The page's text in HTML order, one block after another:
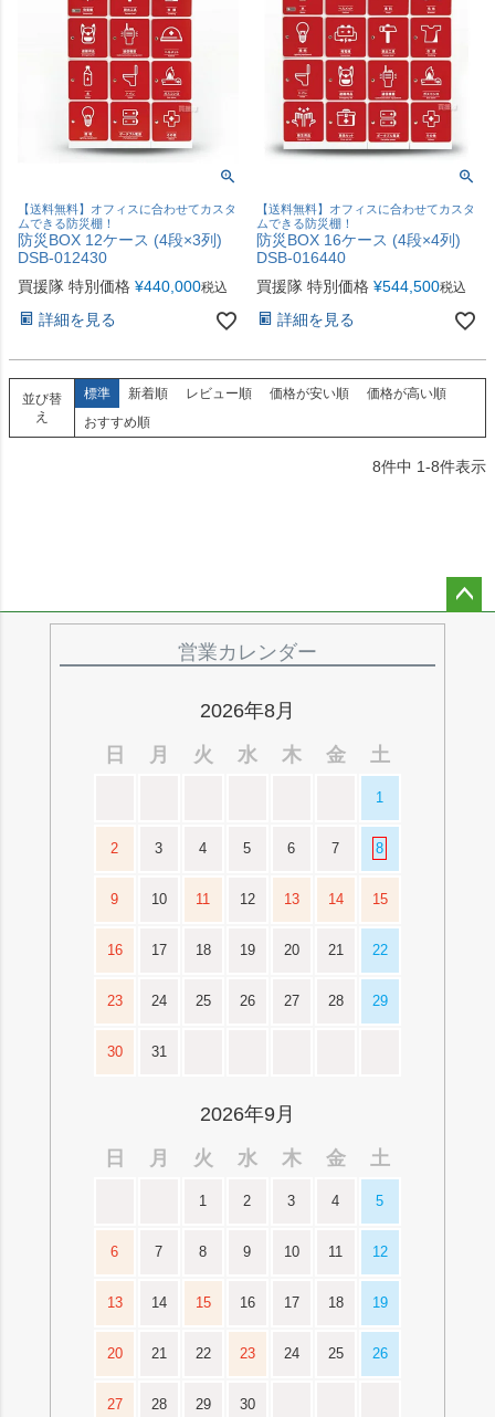
【送料無料】オフィスに合わせてカスタ
ムできる防災棚！
防災BOX 12ケース (4段×3列)
DSB-012430
買援隊 特別価格 ¥440,000税込
詳細を見る
【送料無料】オフィスに合わせてカスタ
ムできる防災棚！
防災BOX 16ケース (4段×4列)
DSB-016440
買援隊 特別価格 ¥544,500税込
詳細を見る
並び替
え
標準 新着順 レビュー順 価格が安い順
価格が高い順
おすすめ順
8件中 1-8件表示
営業カレンダー
2026年8月
日
月 火 水 木 金 土
1
2 3 4 5 6 7 8
9 10 11 12 13 14 15
16 17 18 19 20 21 22
23 24 25 26 27 28 29
30 31
2026年9月
日
月 火 水 木 金 土
1 2 3 4 5
6 7 8 9 10 11 12
13 14 15 16 17 18 19
20 21 22 23 24 25 26
27 28 29 30